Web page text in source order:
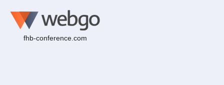
fhb-conference.com